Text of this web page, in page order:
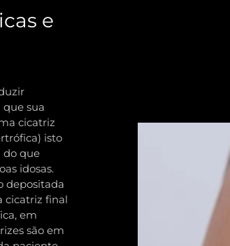
e
sua
cicatriz
isto
do que
idosas.
depositada
cicatriz final
em
são em